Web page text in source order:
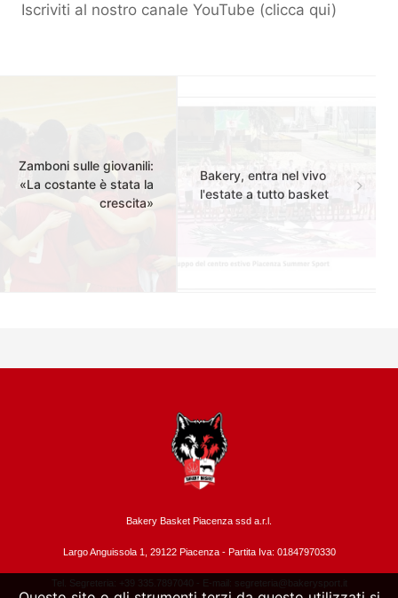
Iscriviti al nostro canale YouTube (clicca qui)
Zamboni sulle giovanili:
«La costante è stata la
crescita»
Bakery, entra nel vivo
l'estate a tutto basket
Bakery Basket Piacenza ssd a.r.l.
Largo Anguissola 1, 29122 Piacenza - Partita Iva: 01847970330
Tel. Segreteria: +39 335.7897040 - E-mail: segreteria@bakerysport.it